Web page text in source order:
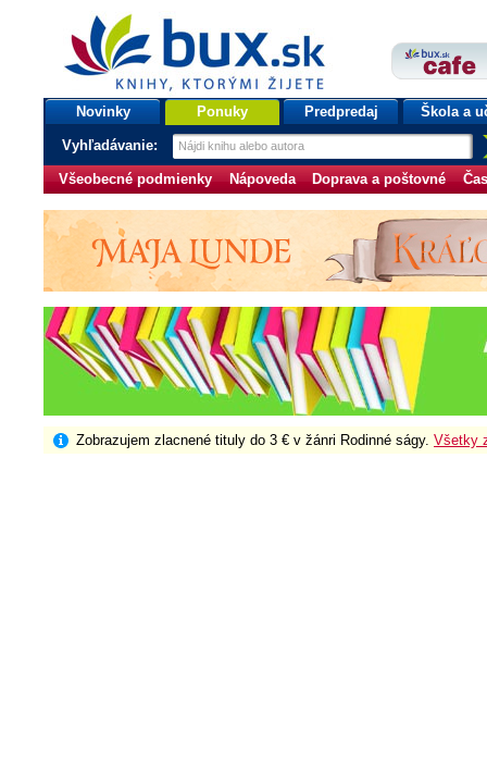
bux.sk
knihy, ktorými žijete
Úvodná stránka
Novinky Ponuky Predpredaj Škola a
Vyhľadávanie:
Všeobecné podmienky Nápoveda Doprava a poštovné
Zobrazujem zlacnené tituly do 3 € v žánri Rodinné ságy. Všetky